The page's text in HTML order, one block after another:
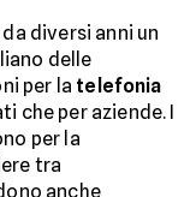
da diversi anni un
delle
per la telefonia
che per aziende. I
per la
tra
anche